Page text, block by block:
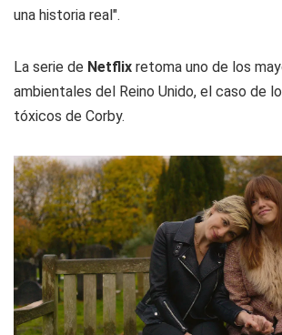
una historia real".
La serie de Netflix retoma uno de los
ambientales del Reino Unido, el caso de
tóxicos de Corby.